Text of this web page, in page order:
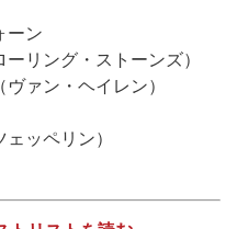
ーン
リング・ストーンズ）
ァン・ヘイレン）
ッペリン）